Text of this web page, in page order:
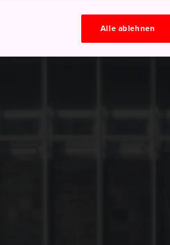
Alle ablehnen